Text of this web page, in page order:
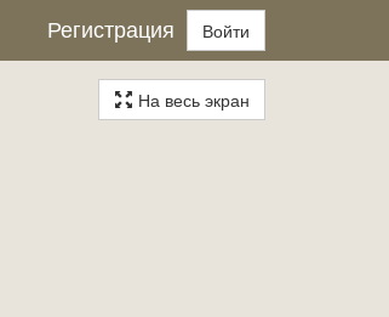
Регистрация Войти
На весь экран